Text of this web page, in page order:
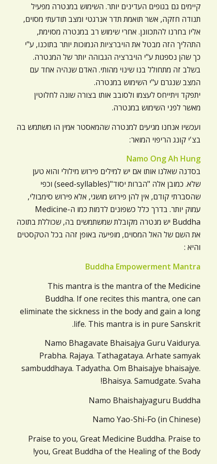
קיימים גם בגופים העדינים יותר. השימוש במנטרה מפעיל
תנודה חזקה, אשר תואמת תדר אנרגטי ומצב תודעתי מסוים,
אליו בחרנו להתכוונן. אחרי שימוש רב במנטרה מסוימת,
התהליך הזה מבטל את הויברציות הנמוכות יותר בתוכנו, ע"י
כך שהן נספגות ע"י הויברציה הגבוהה יותר של המנטרה.
בשלב זה מתחולל בנו שינוי מהותי. האדם שנהיה אחד עם
המצב שנגרם ע"י השימוש במנטרה.
יתפקד ויתייחס לעצמו ולסובב אותו בצורה שונה לחלוטין
מאשר לפני השימוש במנטרה.
ועכשיו אנחנו מגיעים למנטרה שהמאסטר אמין הו משתמש בה
בצ'י קונג הריפוי המואר:
Namo Ong Ah Hung
בסדנה שאלנו אותו אם יש למילים פירוש מילולי והוא טען
שלא. כמובן אלה "הברות יסוד"(seed-syllables) וכפי
שהסברתי קודם, אין להן פירוש מושגי, אלא פירוש סימבולי,
עמוק יותר. בדרך כלל כשפונים לדמות כמו ה-Medicine
Buddha יש מנטרה מקובלת שמשתמשים בה, שכוללת בתוכה
את השם של האל המסוים, מופיעה באופן זהה בכל הטקסטים
והיא :
Buddha Empowerment Mantra
This mantra is the mantra of the Medicine
Buddha. If one recites this mantra, one can
eliminate the sickness in the body and gain a long
life. This mantra is in pure Sanskrit.
Namo Bhagavate Bhaisajya Guru Vaidurya.
Prabha. Rajaya. Tathagataya. Arhate samyak
sambuddhaya. Tadyatha. Om Bhaisajye bhaisajye.
Bhaisya. Samudgate. Svaha!
Namo Bhaishajyaguru Buddha
Namo Yao-Shi-Fo (in Chinese)
Praise to you, Great Medicine Buddha. Praise to
you, Great Buddha of the Healing of the Body!